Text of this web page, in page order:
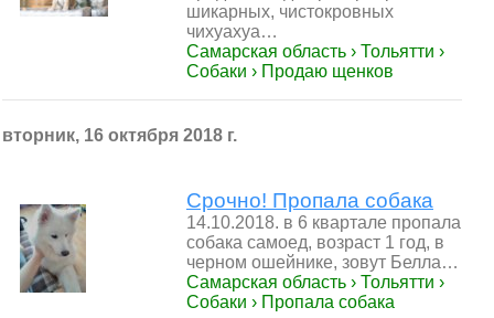
шикарных, чистокровных
чихуахуа…
Самарская область › Тольятти ›
Собаки › Продаю щенков
вторник, 16 октября 2018 г.
Срочно! Пропала собака
14.10.2018. в 6 квартале пропала
собака самоед, возраст 1 год, в
черном ошейнике, зовут Белла…
Самарская область › Тольятти ›
Собаки › Пропала собака